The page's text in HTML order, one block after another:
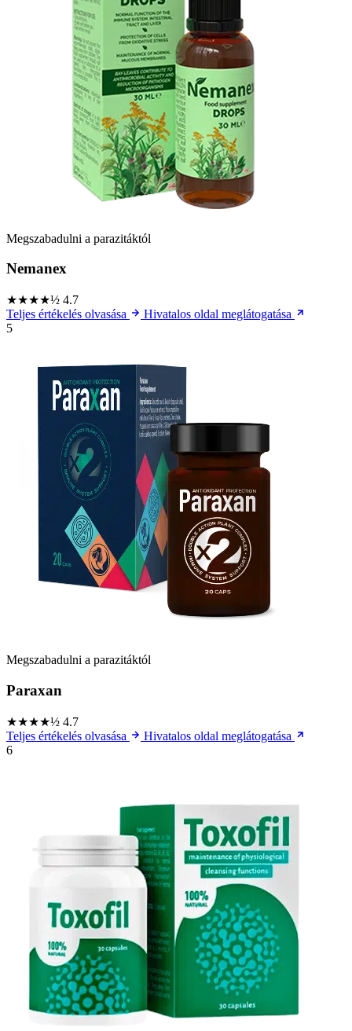
Megszabadulni a parazitáktól
Nemanex
★★★★½ 4.7
Teljes értékelés olvasása
Hivatalos oldal meglátogatása
5
Megszabadulni a parazitáktól
Paraxan
★★★★½ 4.7
Teljes értékelés olvasása
Hivatalos oldal meglátogatása
6